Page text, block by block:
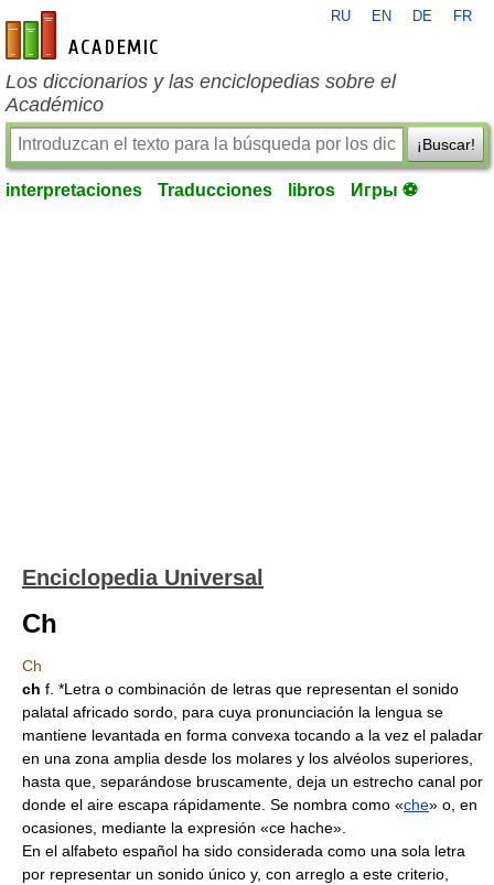
es-academic.com
RU EN DE FR
Los diccionarios y las enciclopedias sobre el
Académico
¡Buscar!
interpretaciones Traducciones libros Игры ⚽
Enciclopedia Universal
Ch
Ch
ch f. *Letra o combinación de letras que representan el sonido
palatal africado sordo, para cuya pronunciación la lengua se
mantiene levantada en forma convexa tocando a la vez el paladar
en una zona amplia desde los molares y los alvéolos superiores,
hasta que, separándose bruscamente, deja un estrecho canal por
donde el aire escapa rápidamente. Se nombra como «che» o, en
ocasiones, mediante la expresión «ce hache».
En el alfabeto español ha sido considerada como una sola letra
por representar un sonido único y, con arreglo a este criterio,